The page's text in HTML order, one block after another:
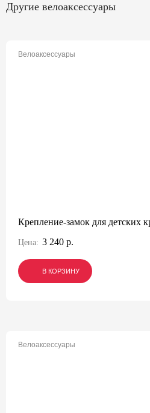
Другие велоаксессуары
Велоаксессуары
Крепление-замок для детских
Цена: 3 240 р.
В КОРЗИНУ
В КОРЗИНУ
В КОРЗИНУ
Велоаксессуары